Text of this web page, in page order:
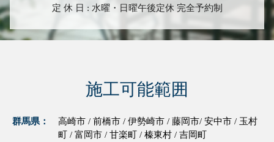
定 休 日 : 水曜・日曜午後定休 完全予約制
施工可能範囲
群馬県：
高崎市 / 前橋市 / 伊勢崎市 / 藤岡市/ 安中市 / 玉村
町 / 富岡市 / 甘楽町 / 榛東村 / 吉岡町